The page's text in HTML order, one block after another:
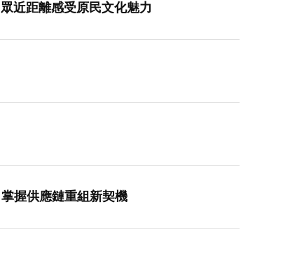
助泰雅族傳統服飾 實踐文化永續與世代傳承 泰雅頭目走進營業廳感恩祈福 民眾近距離感受原民文化魅力
握供應鏈重組新契機